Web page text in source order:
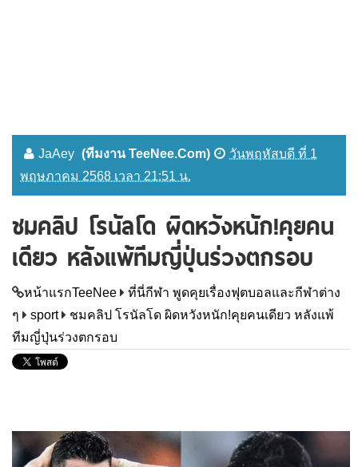
JaAey (ทีมงาน TeeNee.Com)
วันพฤหัสบดี ที่ 1
พฤษภาคม 2568 เวลา 21:51 น.
ชมคลิป โรนัลโด ผิดหวังหนัก!คุยคน
เดียว หลังแพ้ทีมญี่ปุ่นร่วงตกรอบ
หน้าแรกTeeNee
ที่นี่กีฬา พูดคุยเรื่องฟุตบอลและกีฬาต่าง
ๆ
sport
ชมคลิป โรนัลโด ผิดหวังหนัก!คุยคนเดียว หลังแพ้
ทีมญี่ปุ่นร่วงตกรอบ